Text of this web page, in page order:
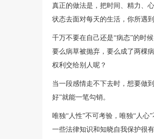
真正的做法是，把时间、精力、
状态去面对每天的生活，你所遇
千万不要在自己还是“病态”的时
要么病草被抛弃，要么成了两棵
权利交给别人呢？
当一段感情走不下去时，想要做
好”就能一笔勾销。
唯独“人性”不可考验，唯独“人
一些法律知识和知晓自我保护很